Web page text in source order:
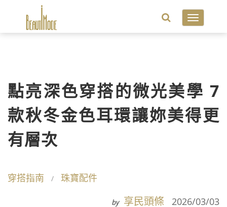
Toggle
點亮深色穿搭的微光美學 7
款秋冬金色耳環讓妳美得更
有層次
穿搭指南 珠寶配件
by 享民頭條 2026/03/03